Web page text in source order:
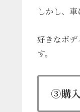
しかし、 車
好きなボデ
す。
③購